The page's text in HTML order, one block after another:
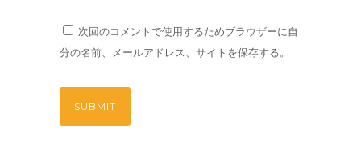
次回のコメントで使用するためブラウザーに自
分の名前、メールアドレス、サイトを保存する。